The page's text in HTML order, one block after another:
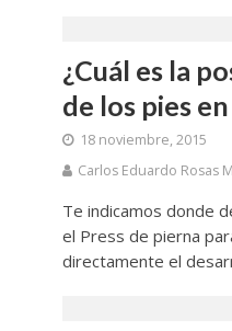
¿Cuál es la
de los pies
18 noviembre, 2015
Carlos Eduardo Rosas
Te indicamos donde
el Press de pierna
directamente el